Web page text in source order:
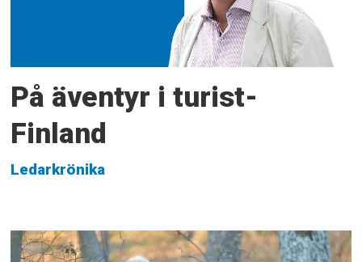
På äventyr i turist-
Finland
Ledarkrönika